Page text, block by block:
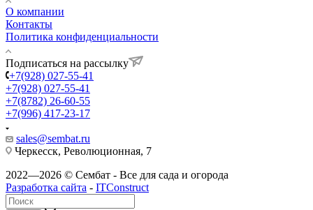
О компании
Контакты
Политика конфиденциальности
Подписаться на рассылку
+7(928) 027-55-41
+7(928) 027-55-41
+7(8782) 26-60-55
+7(996) 417-23-17
sales@sembat.ru
Черкесск, Революционная, 7
2022—2026 © Сембат - Все для сада и огорода
Разработка сайта - ITConstruct